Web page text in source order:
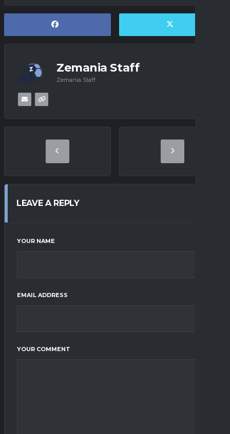
Zemania Staff
Zemania Staff
LEAVE A REPLY
YOUR NAME
EMAIL ADDRESS
YOUR COMMENT